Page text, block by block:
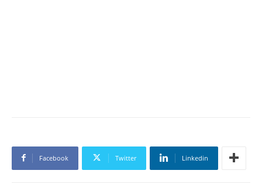
Facebook Twitter Linkedin